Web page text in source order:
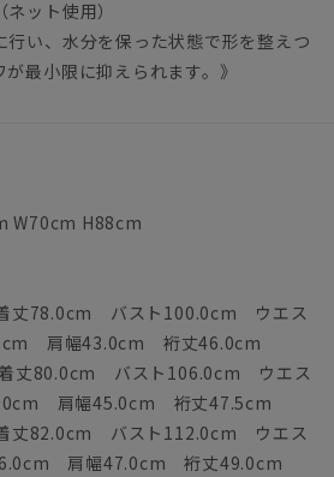
ット使用）
行い、水分を保った状態で形を整えつ
最小限に抑えられます。》
W70cm H88cm
丈78.0cm バスト100.0cm ウエス
肩幅43.0cm 裄丈46.0cm
丈80.0cm バスト106.0cm ウエス
肩幅45.0cm 裄丈47.5cm
丈82.0cm バスト112.0cm ウエス
肩幅47.0cm 裄丈49.0cm